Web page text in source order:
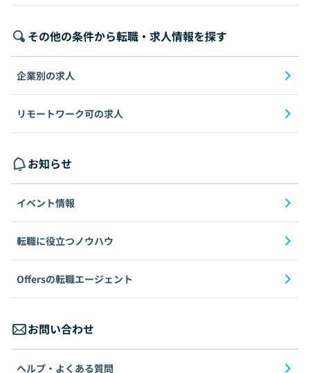
その他の条件から転職・求人情報を探す
企業別の求人
リモートワーク可の求人
お知らせ
イベント情報
転職に役立つノウハウ
Offersの転職エージェント
お問い合わせ
ヘルプ・よくある質問